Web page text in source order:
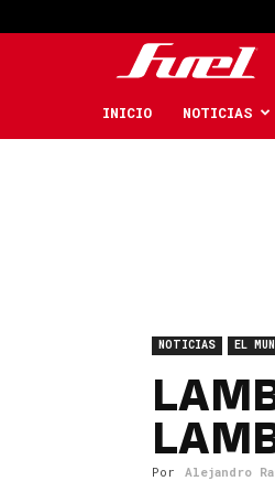
INICIO NOTICIAS
NOTICIAS EL
Por Alejandro